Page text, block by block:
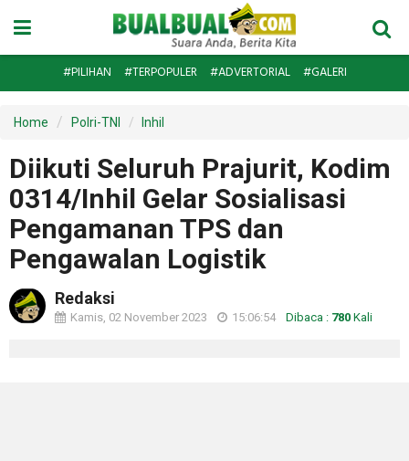
#PILIHAN #TERPOPULER #ADVERTORIAL #GALERI
Home Polri-TNI Inhil
Diikuti Seluruh Prajurit, Kodim
0314/Inhil Gelar Sosialisasi
Pengamanan TPS dan
Pengawalan Logistik
Redaksi
Kamis, 02 November 2023 15:06:54 Dibaca : 780 Kali